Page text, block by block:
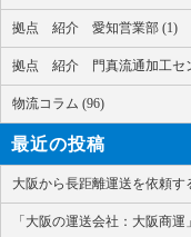
拠点 紹介 愛知営業部 (1)
拠点 紹介 門真流通加工セ
物流コラム (96)
最近の投稿
大阪から長距離運送を依頼
「大阪の運送会社：大阪商